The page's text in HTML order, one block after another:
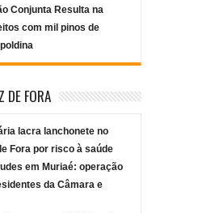
Conjunta Resulta na
com mil pinos de
DE FORA
lacra lanchonete no
Fora por risco à saúde
em Muriaé: operação
da Câmara e